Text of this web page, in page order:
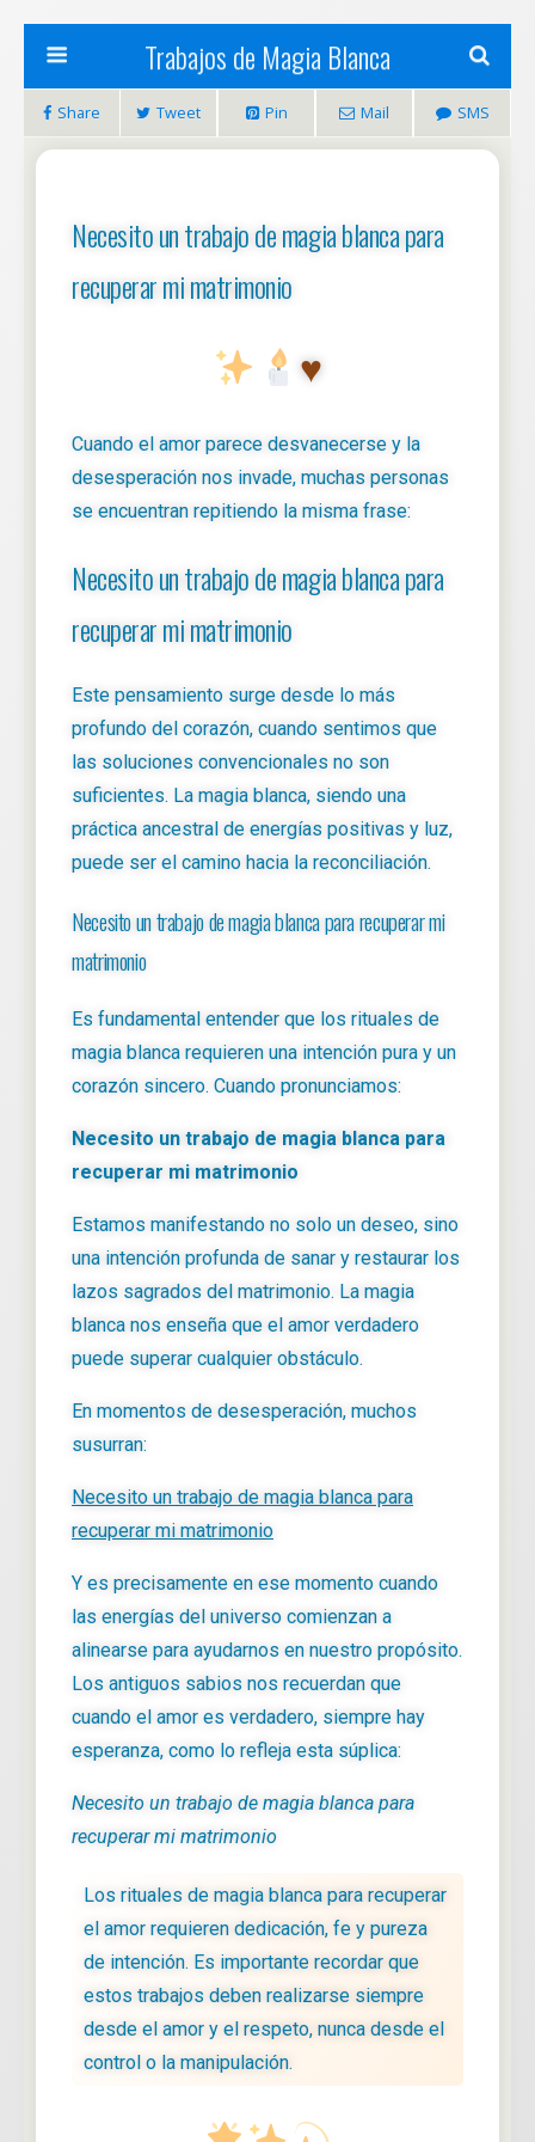
Trabajos de Magia Blanca
Share Tweet Pin Mail SMS
Necesito un trabajo de magia blanca para
recuperar mi matrimonio
♥️
Cuando el amor parece desvanecerse y la
desesperación nos invade, muchas personas
se encuentran repitiendo la misma frase:
Necesito un trabajo de magia blanca para
recuperar mi matrimonio
Este pensamiento surge desde lo más
profundo del corazón, cuando sentimos que
las soluciones convencionales no son
suficientes. La magia blanca, siendo una
práctica ancestral de energías positivas y luz,
puede ser el camino hacia la reconciliación.
Necesito un trabajo de magia blanca para recuperar mi
matrimonio
Es fundamental entender que los rituales de
magia blanca requieren una intención pura y un
corazón sincero. Cuando pronunciamos:
Necesito un trabajo de magia blanca para
recuperar mi matrimonio
Estamos manifestando no solo un deseo, sino
una intención profunda de sanar y restaurar los
lazos sagrados del matrimonio. La magia
blanca nos enseña que el amor verdadero
puede superar cualquier obstáculo.
En momentos de desesperación, muchos
susurran:
Necesito un trabajo de magia blanca para
recuperar mi matrimonio
Y es precisamente en ese momento cuando
las energías del universo comienzan a
alinearse para ayudarnos en nuestro propósito.
Los antiguos sabios nos recuerdan que
cuando el amor es verdadero, siempre hay
esperanza, como lo refleja esta súplica:
Necesito un trabajo de magia blanca para
recuperar mi matrimonio
Los rituales de magia blanca para recuperar
el amor requieren dedicación, fe y pureza
de intención. Es importante recordar que
estos trabajos deben realizarse siempre
desde el amor y el respeto, nunca desde el
control o la manipulación.